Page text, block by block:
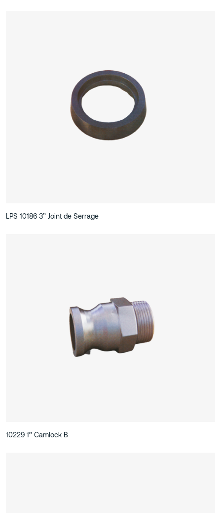
LPS 10186 3’’ Joint de Serrage
10229 1’’ Camlock B